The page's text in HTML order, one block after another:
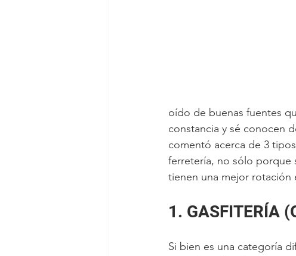
oído de buenas fuentes
constancia y sé conocen
comentó acerca de 3
ferretería, no sólo porque
tienen una mejor rotación
1. GASFITERÍA
Si bien es una categoría